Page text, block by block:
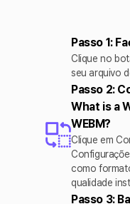
Passo 1:
Clique no
seu arquivo
Passo 2:
What is a
WEBM?
Clique em
como
qualidade
Passo 3: